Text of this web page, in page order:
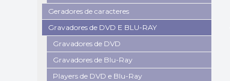
Geradores de caracteres
Gravadores de DVD E BLU-RAY
Gravadores de DVD
Gravadores de Blu-Ray
Players de DVD e Blu-Ray